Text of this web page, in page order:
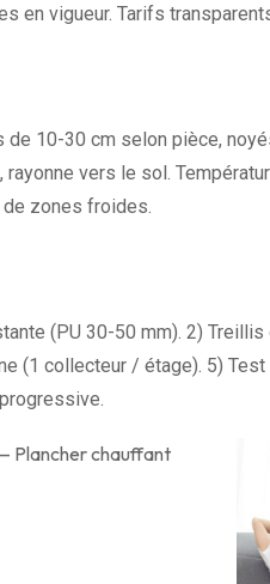
en vigueur. Tarifs
de 10-30 cm selon pièce,
rayonne vers le sol.
zones froides.
(PU 30-50 mm). 2)
(1 collecteur / étage). 5)